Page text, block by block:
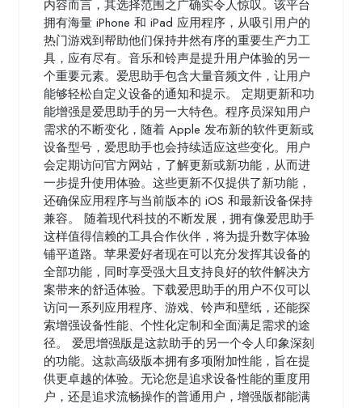
内容而言，其选择范围之广确实令人惊叹。该平台
拥有海量 iPhone 和 iPad 应用程序，从吸引用户的
热门游戏到帮助他们保持井然有序的重要生产力工
具，应有尽有。音乐和铃声是提升用户体验的另一
个重要元素。爱思助手包含大量音频文件，让用户
能够轻松自定义设备的通知和提示。 定期更新和功
能增强是爱思助手的另一大特色。程序员深知用户
需求的不断变化，随着 Apple 发布新的软件更新或
设备型号，爱思助手也会持续适应这些变化。用户
会定期访问官方网站，了解更新或新功能，从而进
一步提升使用体验。这些更新不仅提供了新功能，
还确保应用程序与当前版本的 iOS 和最新设备保持
兼容。 随着现代科技的不断发展，拥有像爱思助手
这样值得信赖的工具合作伙伴，将为提升数字体验
铺平道路。苹果爱好者现在可以充分发挥其设备的
全部功能，同时享受强大且支持良好的软件解决方
案带来的舒适体验。下载爱思助手的用户不仅可以
访问一系列应用程序、游戏、铃声和壁纸，还能探
索增强设备性能、个性化定制和全面满足需求的途
径。 爱思增强版是这款助手的另一个令人印象深刻
的功能。这款高级版本拥有多项附加性能，旨在提
供更卓越的体验。无论您是追求设备性能的重度用
户，还是追求流畅操作的普通用户，增强版都能满